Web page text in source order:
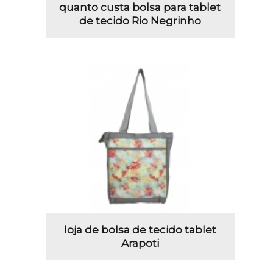
quanto custa bolsa para tablet
de tecido Rio Negrinho
loja de bolsa de tecido tablet
Arapoti